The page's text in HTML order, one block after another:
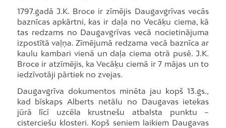
1797.gadā J.K. Broce ir zīmējis Daugavgrīvas vecās
baznīcas apkārtni, kas ir daļa no Vecāķu ciema, kā
tas redzams no Daugavgrīvas vecā nocietinājuma
izpostītā vaļņa. Zīmējumā redzama vecā baznīca ar
kaulu kambari vienā un daļa ciema otrā pusē. J.K.
Broce ir atzīmējis, ka Vecāķu ciemā ir 7 mājas un to
iedzīvotāji pārtiek no zvejas.
Daugavgrīva dokumentos minēta jau kopš 13.gs.,
kad bīskaps Alberts netālu no Daugavas ietekas
jūrā līcī uzcēla krustnešu atbalsta punktu –
cisterciešu klosteri. Kopš seniem laikiem Daugavas